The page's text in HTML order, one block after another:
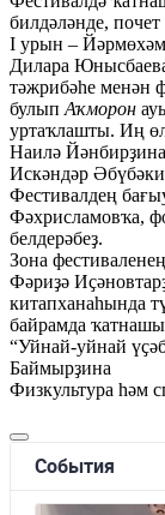
билдәләнде,
I урын –
Дилара
тәжрибәһе менән
булып Аҡморон
уртаҡлашты. Иң
Наилә
Искәндәр
Фестивалдең
Фәхрисламовҡа,
белдерәбеҙ.
Зона
Фәриҙә
китапханаһында
байрамда
“Уйнай-уйнай
Баймырҙина
Физкультура һәм